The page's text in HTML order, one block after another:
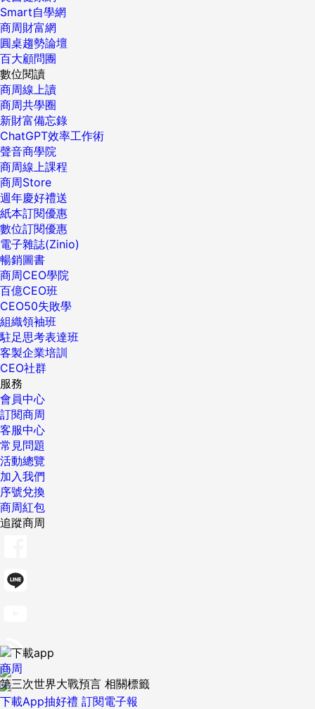
Smart自學網
商周財富網
圓桌趨勢論壇
百大顧問團
數位閱讀
商周線上讀
商周共學圈
新財富備忘錄
ChatGPT效率工作術
聲音商學院
商周線上課程
商周Store
週年慶好禮送
紙本訂閱優惠
數位訂閱優惠
電子雜誌(Zinio)
暢銷圖書
商周CEO學院
百億CEO班
CEO50失敗學
組織領袖班
駐足思考表達班
客製企業培訓
CEO社群
服務
會員中心
訂閱商周
客服中心
常見問題
活動總覽
加入我們
序號兌換
商周紅包
追蹤商周
下載App抽好禮 訂閱電子報
商周
第三次世界大戰預言 相關標籤